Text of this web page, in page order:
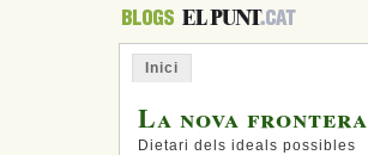
Inici
La nova frontera
Dietari dels ideals possibles